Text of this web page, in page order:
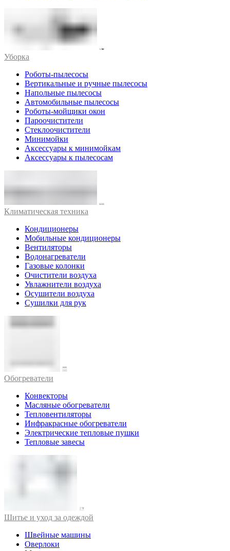
Уборка
Роботы-пылесосы
Вертикальные и ручные пылесосы
Напольные пылесосы
Автомобильные пылесосы
Роботы-мойщики окон
Пароочистители
Стеклоочистители
Минимойки
Аксессуары к минимойкам
Аксессуары к пылесосам
Климатическая техника
Кондиционеры
Мобильные кондиционеры
Вентиляторы
Водонагреватели
Газовые колонки
Очистители воздуха
Увлажнители воздуха
Осушители воздуха
Сушилки для рук
Обогреватели
Конвекторы
Масляные обогреватели
Тепловентиляторы
Инфракрасные обогреватели
Электрические тепловые пушки
Тепловые завесы
Шитье и уход за одеждой
Швейные машины
Оверлоки